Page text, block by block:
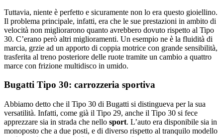
Tuttavia, niente è perfetto e sicuramente non lo era questo gioiellino.
Il problema principale, infatti, era che le sue prestazioni in ambito di
velocità non migliorarono quanto avrebbero dovuto rispetto al Tipo
30. C’erano però altri miglioramenti. Un esempio ne è la fluidità di
marcia, grzie ad un apporto di coppia motrice con grande sensibilità,
trasferita al treno posteriore delle ruote tramite un cambio a quattro
marce con frizione multidisco in umido.
Bugatti Tipo 30: carrozzeria sportiva
Abbiamo detto che il Tipo 30 di Bugatti si distingueva per la sua
versatilità. Infatti, come già il Tipo 29, anche il Tipo 30 si fece
apprezzare sia in strada che nello sport. L’auto era disponibile sia in
monoposto che a due posti, e di diverso rispetto al tranquilo modello